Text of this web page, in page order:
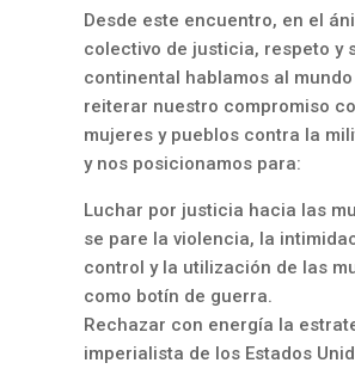
Desde este encuentro, en el
colectivo de justicia, respeto y
continental hablamos al
reiterar nuestro compromiso
mujeres y pueblos contra la
y nos posicionamos para:
Luchar por justicia hacia las
se pare la violencia, la
control y la utilización de las
como botín de guerra.
Rechazar con energía la
imperialista de los Estados